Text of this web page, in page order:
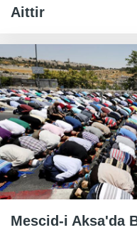
Aittir
Mescid-i Aksa'da